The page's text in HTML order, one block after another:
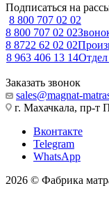
Подписаться на
8 800 707 02 02
8 800 707 02 02
8 8722 62 02 02
8 963 406 13 14
Заказать звонок
sales@magnat-
г. Махачкала, пр-т
Вконтакте
Telegram
WhatsApp
2026 © Фабрика